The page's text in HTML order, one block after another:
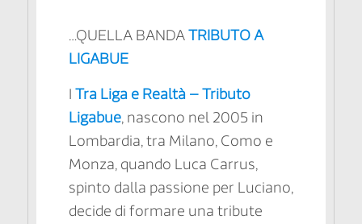
…QUELLA BANDATRIBUTO A
LIGABUE
I Tra Liga e Realtà – Tributo
Ligabue, nascono nel 2005 in
Lombardia, tra Milano, Como e
Monza, quando Luca Carrus,
spinto dalla passione per Luciano,
decide di formare una tribute